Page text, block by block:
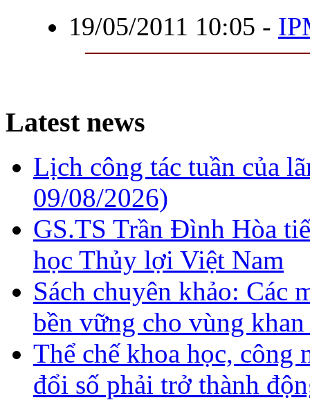
19/05/2011 10:05 -
Latest news
Lịch công tác tuần của
09/08/2026)
GS.TS Trần Đình Hòa
học Thủy lợi Việt Nam
Sách chuyên khảo: Các
bền vững cho vùng
Thể chế khoa học, công
đổi số phải trở thành